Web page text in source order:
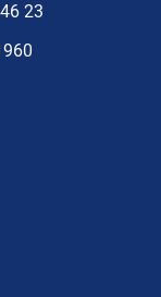
23